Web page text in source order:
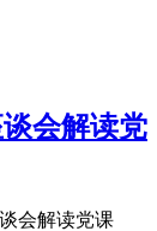
会解读党
会解读党课